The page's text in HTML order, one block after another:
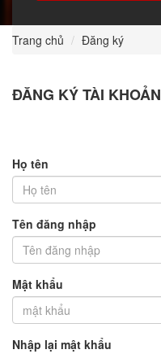
Trang chủ Đăng ký
ĐĂNG KÝ TÀI KHOẢN
Họ tên
Tên đăng nhập
Mật khẩu
Nhập lại mật khẩu